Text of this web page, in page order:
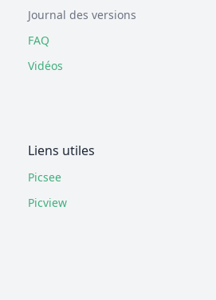
Journal des versions
FAQ
Vidéos
Liens utiles
Picsee
Picview